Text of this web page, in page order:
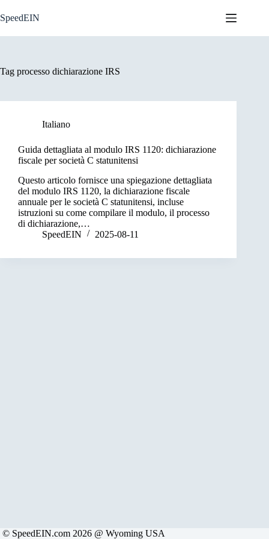
to
content
SpeedEIN
Tag processo dichiarazione IRS
Italiano
Guida dettagliata al modulo IRS 1120: dichiarazione
fiscale per società C statunitensi
Questo articolo fornisce una spiegazione dettagliata
del modulo IRS 1120, la dichiarazione fiscale
annuale per le società C statunitensi, incluse
istruzioni su come compilare il modulo, il processo
di dichiarazione,…
SpeedEIN
2025-08-11
© SpeedEIN.com 2026 @ Wyoming USA